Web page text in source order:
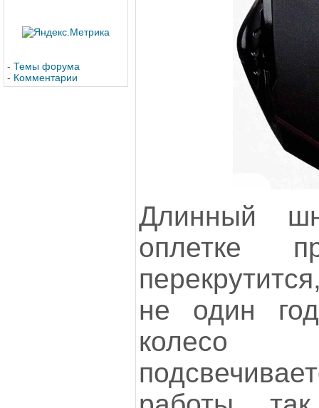
- Темы форума
- Комментарии
Длинный
оплетке
не один
колесо